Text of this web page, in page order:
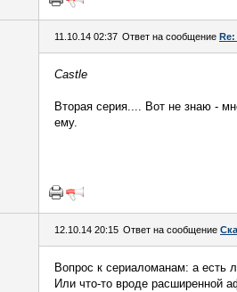
11.10.14 02:37 Ответ на сообщение
Castle
Вторая серия.... Вот не знаю -
ему.
12.10.14 20:15 Ответ на сообщение
Вопрос к сериаломанам: а есть
Или что-то вроде расширенной